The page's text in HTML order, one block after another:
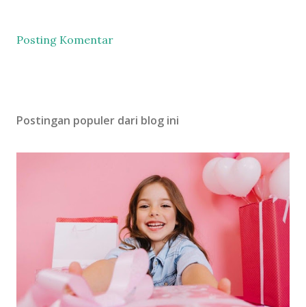
Posting Komentar
Postingan populer dari blog ini